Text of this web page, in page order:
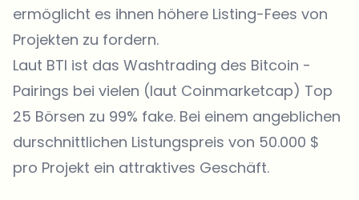
ermöglicht es ihnen höhere Listing-Fees von
Projekten zu fordern.
Laut BTI ist das Washtrading des Bitcoin -
Pairings bei vielen (laut Coinmarketcap) Top
25 Börsen zu 99% fake. Bei einem angeblichen
durschnittlichen Listungspreis von 50.000 $
pro Projekt ein attraktives Geschäft.